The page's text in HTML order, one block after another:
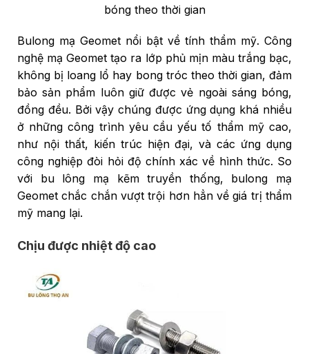
bóng theo thời gian
Bulong mạ Geomet nổi bật về tính thẩm mỹ. Công
nghệ mạ Geomet tạo ra lớp phủ mịn màu trắng bạc,
không bị loang lổ hay bong tróc theo thời gian, đảm
bảo sản phẩm luôn giữ được vẻ ngoài sáng bóng,
đồng đều. Bởi vậy chúng được ứng dụng khá nhiều
ở những công trình yêu cầu yếu tố thẩm mỹ cao,
như nội thất, kiến trúc hiện đại, và các ứng dụng
công nghiệp đòi hỏi độ chính xác về hình thức. So
với bu lông mạ kẽm truyền thống, bulong mạ
Geomet chắc chắn vượt trội hơn hẳn về giá trị thẩm
mỹ mang lại.
Chịu được nhiệt độ cao